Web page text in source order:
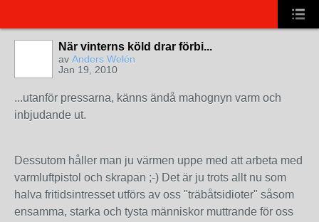
När vinterns köld drar förbi...
av Anders Welén
Jan 19, 2010
...utanför pressarna, känns ändå mahognyn varm och
inbjudande ut.
Dessutom håller man ju värmen uppe med att arbeta med
varmluftpistol och skrapan ;-) Det är ju trots allt nu som
halva fritidsintresset utförs av oss "träbåtsidioter" såsom
ensamma, starka och tysta människor muttrande för oss